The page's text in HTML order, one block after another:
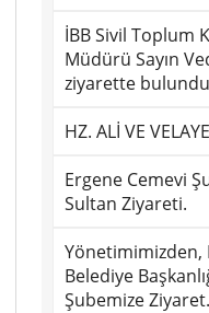
İBB Sivil Toplum
Müdürü Sayın
ziyarette bulundu
HZ. ALİ VE
Ergene Cemevi
Sultan Ziyareti.
Yönetimimizden,
Belediye
Şubemize Ziyaret.